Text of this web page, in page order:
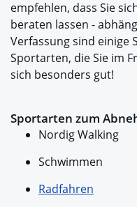
empfehlen, dass Sie
beraten lassen -
Verfassung sind einige
Sportarten, die Sie im
sich besonders gut!
Sportarten zum
Nordig Walking
Schwimmen
Radfahren